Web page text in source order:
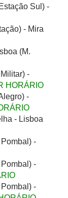
Sul) -
- Mira
(M.
-
HORÁRIO
-
- Lisboa
-
-
-